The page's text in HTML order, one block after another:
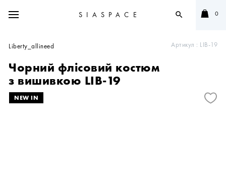
SIASPACE search 0
Артикул : LIB-19
Liberty_allineed
Чорний флісовий костюм
з вишивкою LIB-19